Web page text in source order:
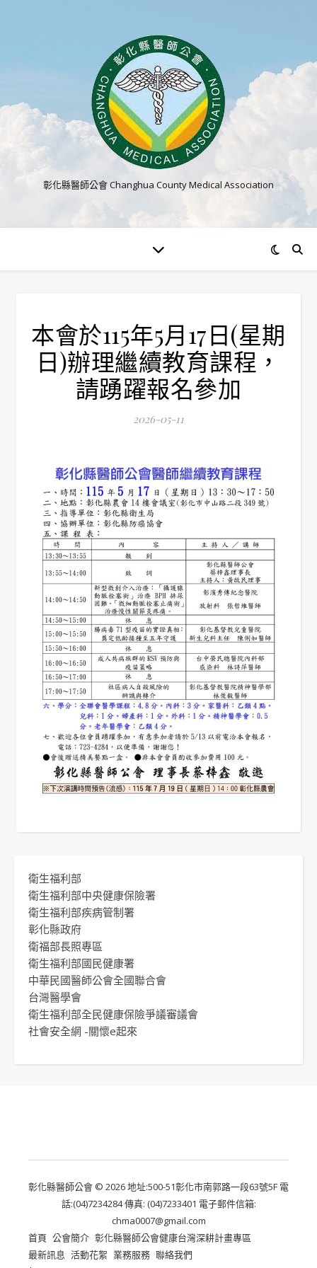
彰化縣醫師公會 Changhua County Medical Association
本會於115年5月17日(星期
日)辦理繼續教育課程，
請踴躍報名參加
2026-05-11
衛生福利部
衛生福利部中央健康保險署
衛生福利部疾病管制署
彰化縣政府
衛福部長照專區
衛生福利部國民健康署
中華民國醫師公會全國聯合會
台灣醫學會
衛生福利部全民健康保險爭議審議會
社會安全網 -關懷e起來
彰化縣醫師公會 © 2026 地址:500-51彰化市南郭路一段63號5F 電
話:(04)7234284 傳真: (04)7233401 電子郵件信箱:
chma0007@gmail.com
首頁 公會簡介 彰化縣醫師公會健康台灣深耕計畫專區
最新訊息 活動花絮 業務服務 聯絡我們